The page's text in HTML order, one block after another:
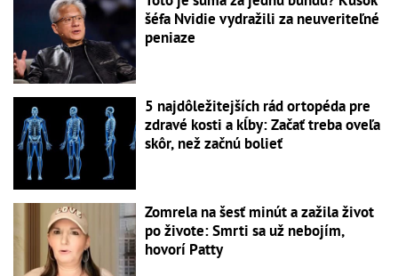
šéfa Nvidie vydražili za neuveriteľné
peniaze
5 najdôležitejších rád ortopéda pre
zdravé kosti a kĺby: Začať treba oveľa
skôr, než začnú bolieť
Zomrela na šesť minút a zažila život
po živote: Smrti sa už nebojím,
hovorí Patty